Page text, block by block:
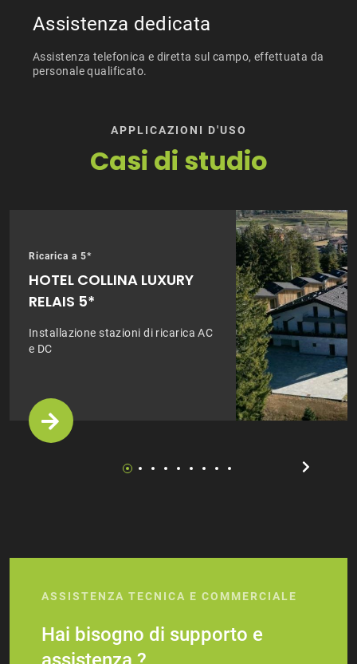
Assistenza dedicata
Assistenza telefonica e diretta sul campo, effettuata da
personale qualificato.
APPLICAZIONI D'USO
Casi di studio
Ricarica a 5*
HOTEL COLLINA LUXURY
RELAIS 5*
Installazione stazioni di ricarica AC
e DC
ASSISTENZA TECNICA E COMMERCIALE
Hai bisogno di supporto e